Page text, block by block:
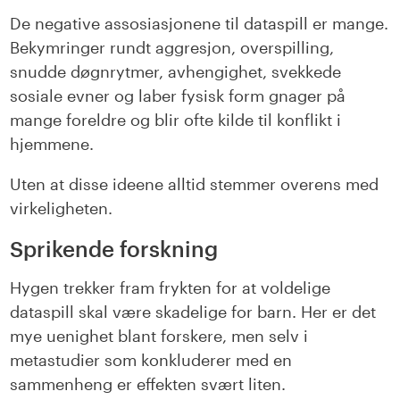
De negative assosiasjonene til dataspill er mange.
Bekymringer rundt aggresjon, overspilling,
snudde døgnrytmer, avhengighet, svekkede
sosiale evner og laber fysisk form gnager på
mange foreldre og blir ofte kilde til konflikt i
hjemmene.
Uten at disse ideene alltid stemmer overens med
virkeligheten.
Sprikende forskning
Hygen trekker fram frykten for at voldelige
dataspill skal være skadelige for barn. Her er det
mye uenighet blant forskere, men selv i
metastudier som konkluderer med en
sammenheng er effekten svært liten.